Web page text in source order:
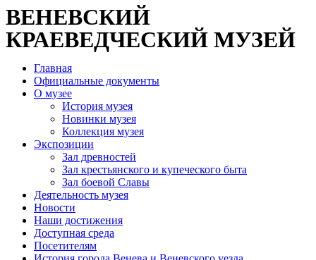
ВЕНЕВСКИЙ
КРАЕВЕДЧЕСКИЙ МУЗЕЙ
Главная
Официальные документы
О музее
История музея
Новинки музея
Коллекция музея
Экспозиции
Зал древностей
Зал крестьянского и купеческого быта
Зал боевой Славы
Деятельность музея
Новости
Наши достижения
Доступная среда
Посетителям